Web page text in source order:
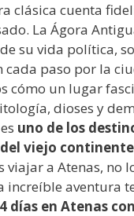
clásica cuenta
La Ágora
su vida política,
cada paso por la
cómo un lugar
dioses y
uno de los
viejo continente
viajar a Atenas, no
increíble aventura
días en Atenas